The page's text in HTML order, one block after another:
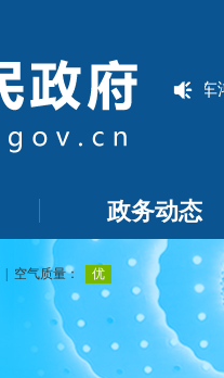
[2026-07-16] 关于莎车鸿
政务动态